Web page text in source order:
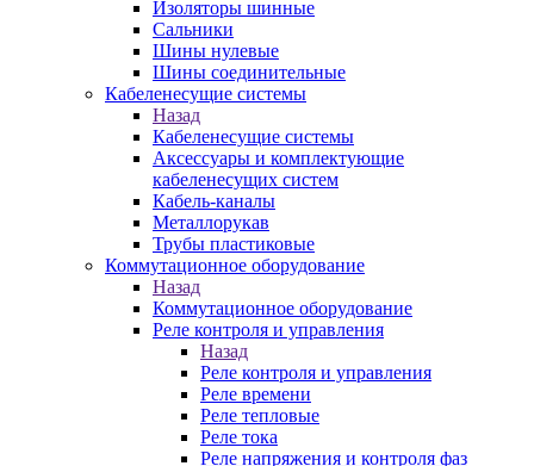
Изоляторы шинные
Сальники
Шины нулевые
Шины соединительные
Кабеленесущие системы
Назад
Кабеленесущие системы
Аксессуары и комплектующие
кабеленесущих систем
Кабель-каналы
Металлорукав
Трубы пластиковые
Коммутационное оборудование
Назад
Коммутационное оборудование
Реле контроля и управления
Назад
Реле контроля и управления
Реле времени
Реле тепловые
Реле тока
Реле напряжения и контроля фаз